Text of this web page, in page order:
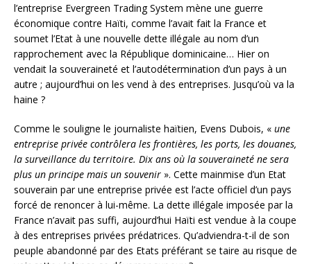
l’entreprise Evergreen Trading System mène une guerre
économique contre Haïti, comme l’avait fait la France et
soumet l’Etat à une nouvelle dette illégale au nom d’un
rapprochement avec la République dominicaine… Hier on
vendait la souveraineté et l’autodétermination d’un pays à un
autre ; aujourd’hui on les vend à des entreprises. Jusqu’où va la
haine ?
Comme le souligne le journaliste haïtien, Evens Dubois, « une
entreprise privée contrôlera les frontières, les ports, les douanes,
la surveillance du territoire. Dix ans où la souveraineté ne sera
plus un principe mais un souvenir ». Cette mainmise d’un Etat
souverain par une entreprise privée est l’acte officiel d’un pays
forcé de renoncer à lui-même. La dette illégale imposée par la
France n’avait pas suffi, aujourd’hui Haïti est vendue à la coupe
à des entreprises privées prédatrices. Qu’adviendra-t-il de son
peuple abandonné par des Etats préférant se taire au risque de